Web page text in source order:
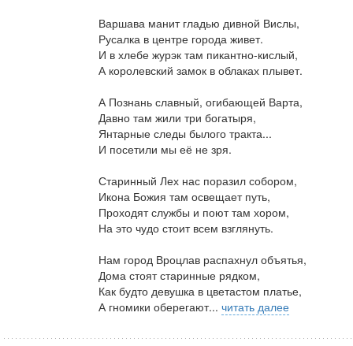
Варшава манит гладью дивной Вислы,
Русалка в центре города живет.
И в хлебе журэк там пикантно-кислый,
А королевский замок в облаках плывет.
А Познань славный, огибающей Варта,
Давно там жили три богатыря,
Янтарные следы былого тракта...
И посетили мы её не зря.
Старинный Лех нас поразил собором,
Икона Божия там освещает путь,
Проходят службы и поют там хором,
На это чудо стоит всем взглянуть.
Нам город Вроцлав распахнул объятья,
Дома стоят старинные рядком,
Как будто девушка в цветастом платье,
А гномики оберегают... читать далее